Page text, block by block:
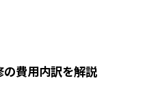
費用内訳を解説